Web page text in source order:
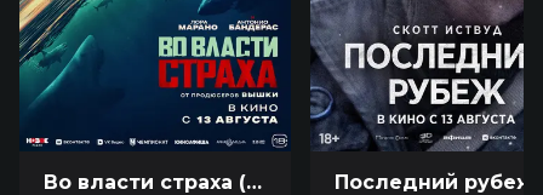
Во власти страха (18+)